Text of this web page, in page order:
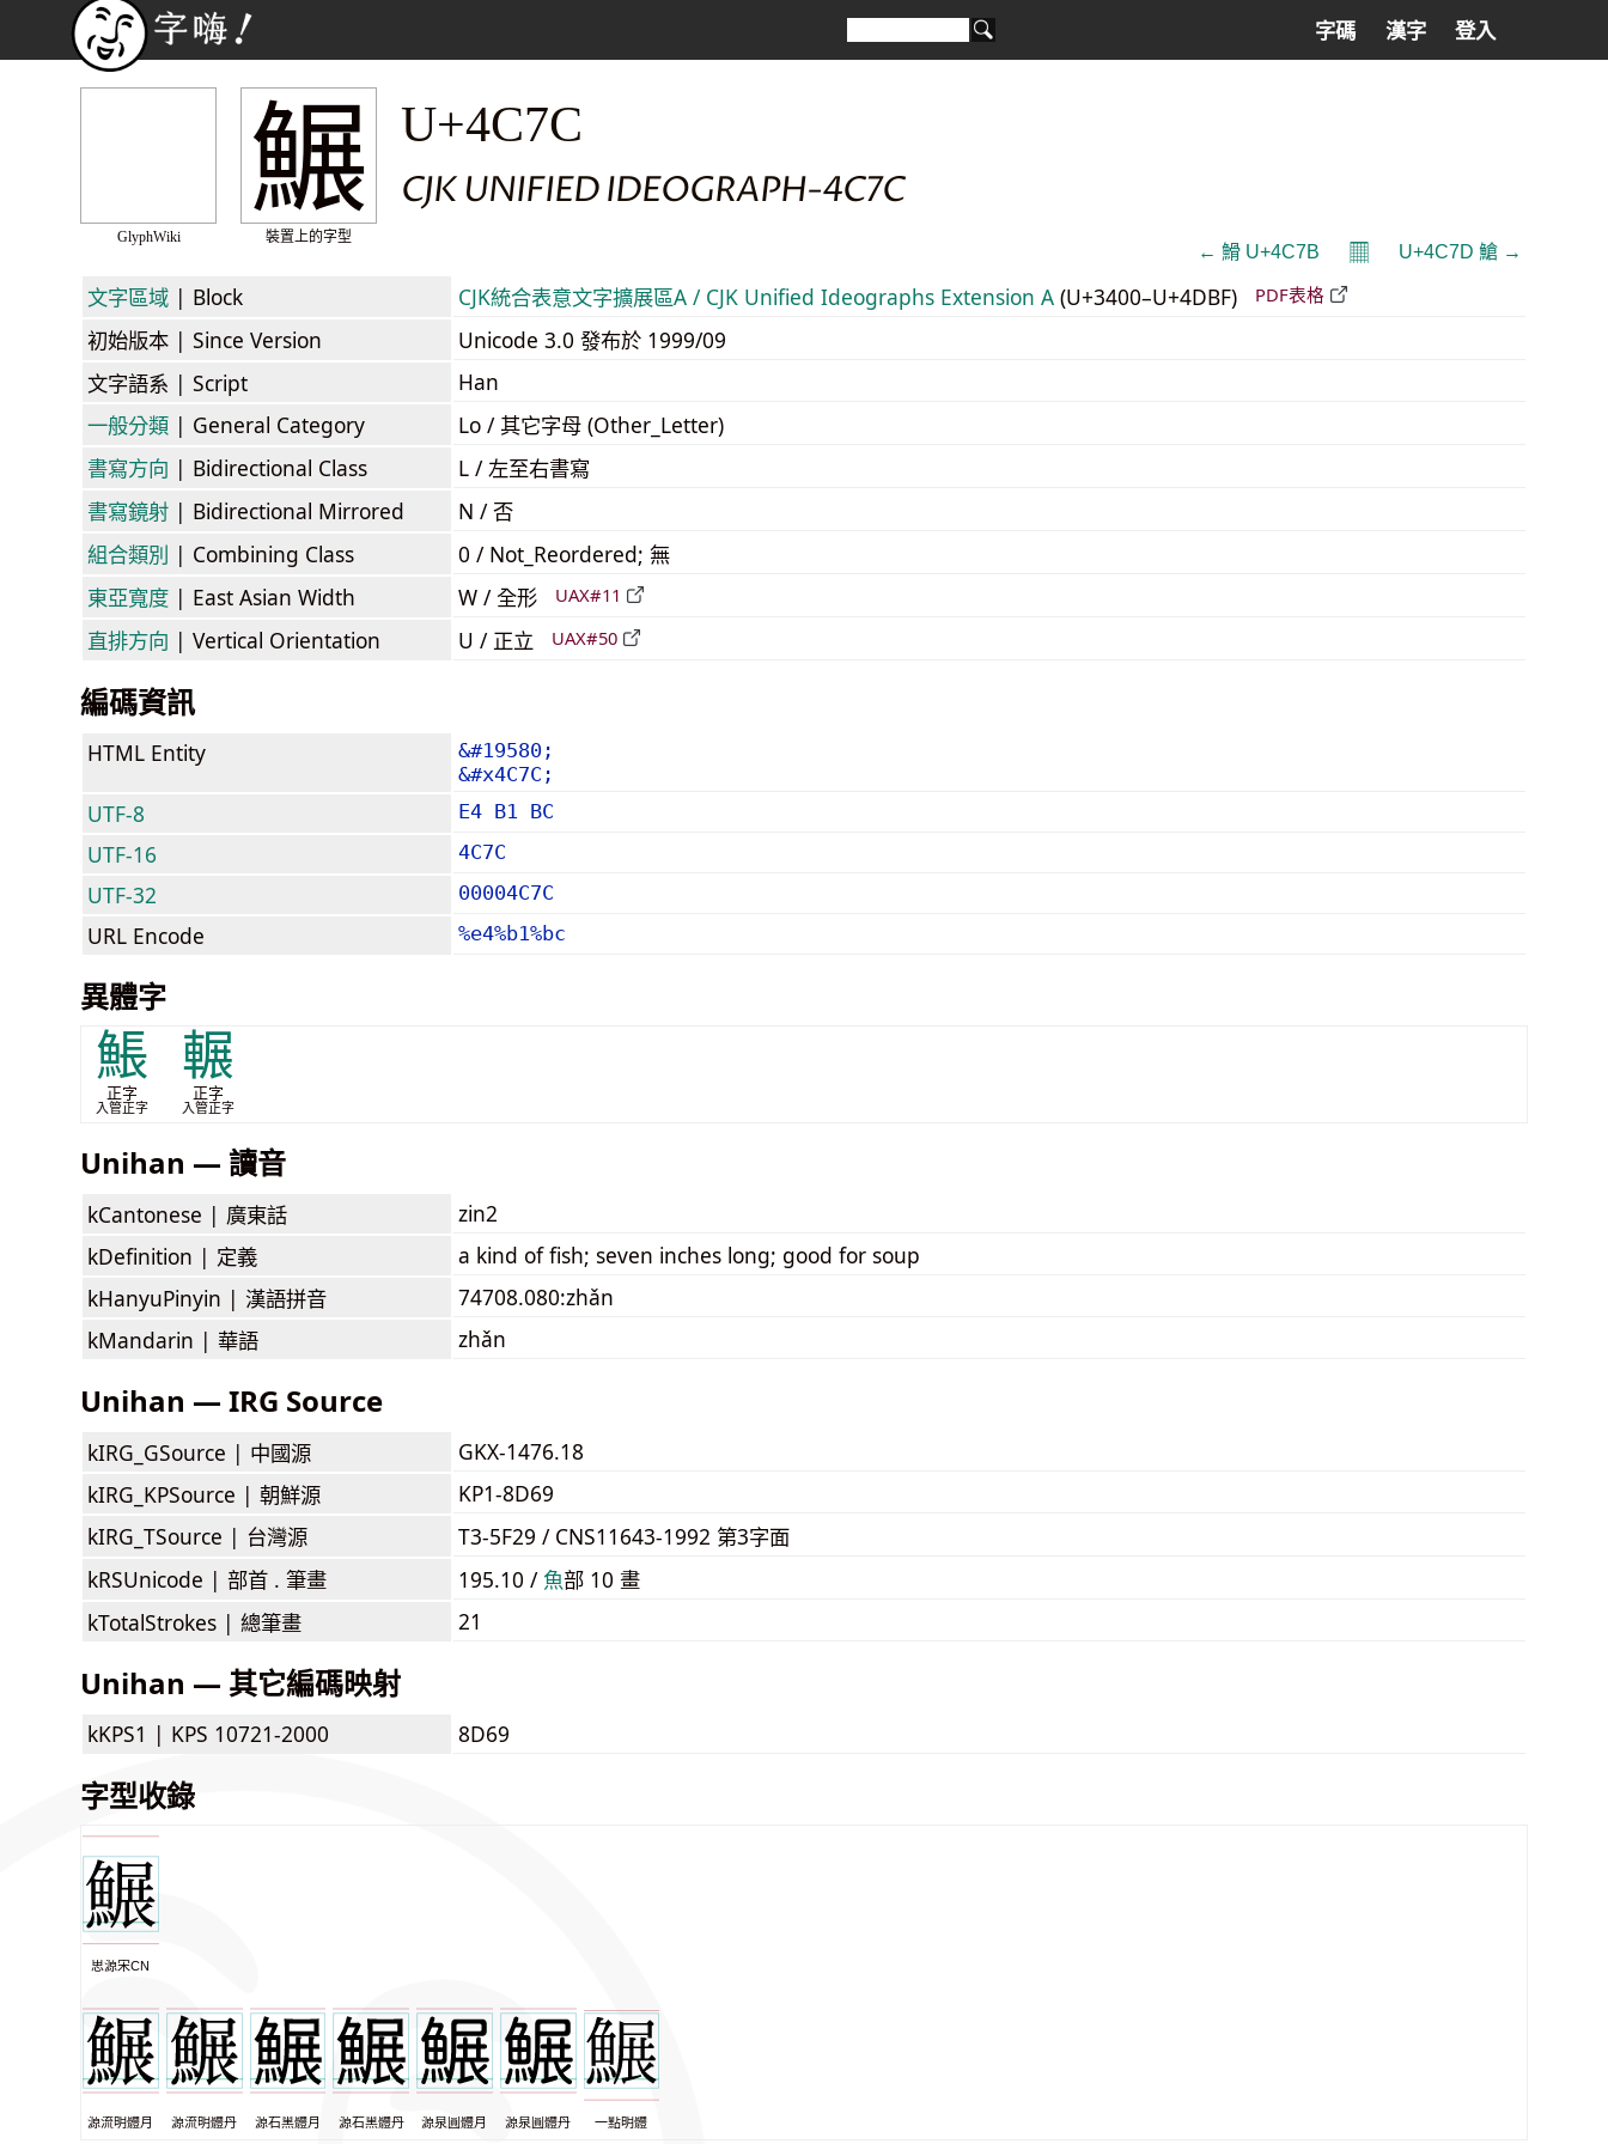
字碼 漢字 登入
GlyphWiki
䱼
裝置上的字型
U+4C7C
CJK UNIFIED IDEOGRAPH-4C7C
← 䱻 U+4C7B 𝄜 U+4C7D 䱽 →
文字區域 | Block CJK統合表意文字擴展區A / CJK Unified Ideographs Extension A (U+3400–U+4DBF) PDF表格
初始版本 | Since Version
Unicode 3.0 發布於 1999/09
文字語系 | Script
Han
一般分類 | General Category
Lo / 其它字母 (Other_Letter)
書寫方向 | Bidirectional Class
L / 左至右書寫
書寫鏡射 | Bidirectional Mirrored
N / 否
組合類別 | Combining Class
0 / Not_Reordered; 無
東亞寬度 | East Asian Width W / 全形 UAX#11
直排方向 | Vertical Orientation U / 正立 UAX#50
編碼資訊
HTML Entity
&#19580;
&#x4C7C;
UTF-8 E4 B1 BC
UTF-16 4C7C
UTF-32 00004C7C
URL Encode %e4%b1%bc
異體字
𩸕
正字
入管正字
輾
正字
入管正字
Unihan — 讀音
kCantonese | 廣東話
zin2
kDefinition | 定義
a kind of fish; seven inches long; good for soup
kHanyuPinyin | 漢語拼音
74708.080:zhǎn
kMandarin | 華語 zhǎn
Unihan — IRG Source
kIRG_GSource | 中國源
GKX-1476.18
kIRG_KPSource | 朝鮮源
KP1-8D69
kIRG_TSource | 台灣源
T3-5F29 / CNS11643-1992 第3字面
kRSUnicode | 部首 . 筆畫 195.10 / ⿂部 10 畫
kTotalStrokes | 總筆畫 21
Unihan — 其它編碼映射
kKPS1 | KPS 10721-2000 8D69
字型收錄
思源宋CN
源流明體月 源流明體丹 源石黑體月 源石黑體丹 源泉圓體月 源泉圓體丹 一點明體